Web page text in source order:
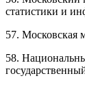
статистики и
57. Московская
58.